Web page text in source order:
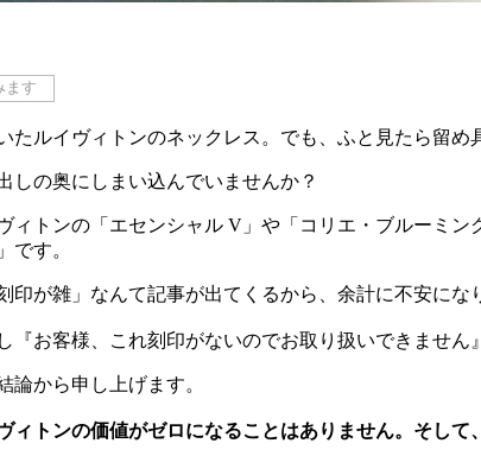
ます
たルイヴィトンのネックレス。でも、ふと見たら留
しの奥にしまい込んでいませんか？
ィトンの「エセンシャル V」や「コリエ・ブルーミ
です。
印が雑」なんて記事が出てくるから、余計に不安にな
『お客様、これ刻印がないのでお取り扱いできませ
論から申し上げます。
ィトンの価値がゼロになることはありません。そし